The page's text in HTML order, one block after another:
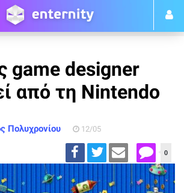
game designer
από τη Nintendo
Πολυχρονίου 12/05
0